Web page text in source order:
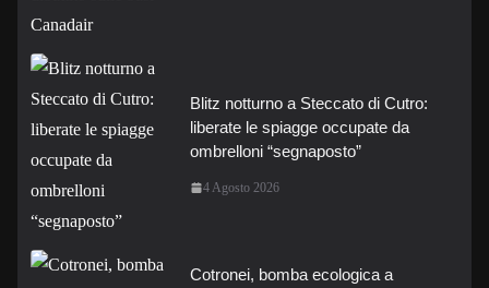
Blitz notturno a Steccato di Cutro:
liberate le spiagge occupate da
ombrelloni “segnaposto”
4 Agosto 2026
Cotronei, bomba ecologica a